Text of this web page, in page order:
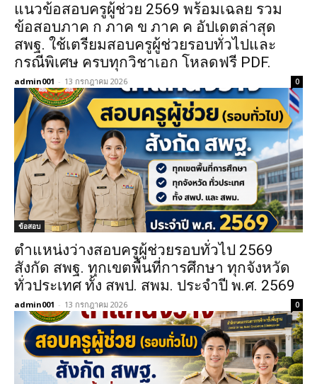
แนวข้อสอบครูผู้ช่วย 2569 พร้อมเฉลย รวม
ข้อสอบภาค ก ภาค ข ภาค ค อัปเดตล่าสุด
สพฐ. ใช้เตรียมสอบครูผู้ช่วยรอบทั่วไปและ
กรณีพิเศษ ครบทุกวิชาเอก โหลดฟรี PDF.
admin001 - 13 กรกฎาคม 2026 0
ข้อสอบ
ตำแหน่งว่างสอบครูผู้ช่วยรอบทั่วไป 2569
สังกัด สพฐ. ทุกเขตพื้นที่การศึกษา ทุกจังหวัด
ทั่วประเทศ ทั้ง สพป. สพม. ประจำปี พ.ศ. 2569
admin001 - 13 กรกฎาคม 2026 0